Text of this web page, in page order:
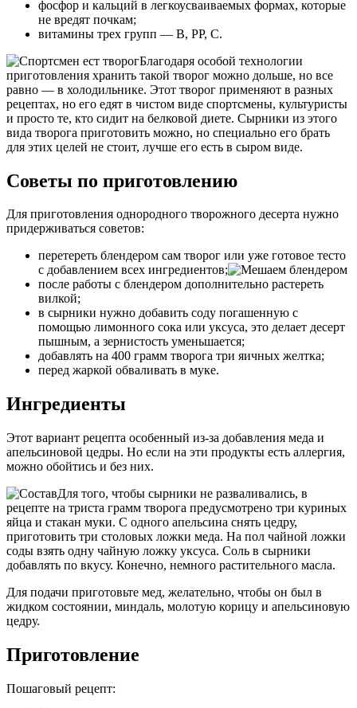
фосфор и кальций в легкоусваиваемых формах, которые
не вредят почкам;
витамины трех групп — В, РР, С.
Благодаря особой технологии
приготовления хранить такой творог можно дольше, но все
равно — в холодильнике. Этот творог применяют в разных
рецептах, но его едят в чистом виде спортсмены, культуристы
и просто те, кто сидит на белковой диете. Сырники из этого
вида творога приготовить можно, но специально его брать
для этих целей не стоит, лучше его есть в сыром виде.
Советы по приготовлению
Для приготовления однородного творожного десерта нужно
придерживаться советов:
перетереть блендером сам творог или уже готовое тесто
с добавлением всех ингредиентов;
после работы с блендером дополнительно растереть
вилкой;
в сырники нужно добавить соду погашенную с
помощью лимонного сока или уксуса, это делает десерт
пышным, а зернистость уменьшается;
добавлять на 400 грамм творога три яичных желтка;
перед жаркой обваливать в муке.
Ингредиенты
Этот вариант рецепта особенный из-за добавления меда и
апельсиновой цедры. Но если на эти продукты есть аллергия,
можно обойтись и без них.
Для того, чтобы сырники не разваливались, в
рецепте на триста грамм творога предусмотрено три куриных
яйца и стакан муки. С одного апельсина снять цедру,
приготовить три столовых ложки меда. На пол чайной ложки
соды взять одну чайную ложку уксуса. Соль в сырники
добавлять по вкусу. Конечно, немного растительного масла.
Для подачи приготовьте мед, желательно, чтобы он был в
жидком состоянии, миндаль, молотую корицу и апельсиновую
цедру.
Приготовление
Пошаговый рецепт: